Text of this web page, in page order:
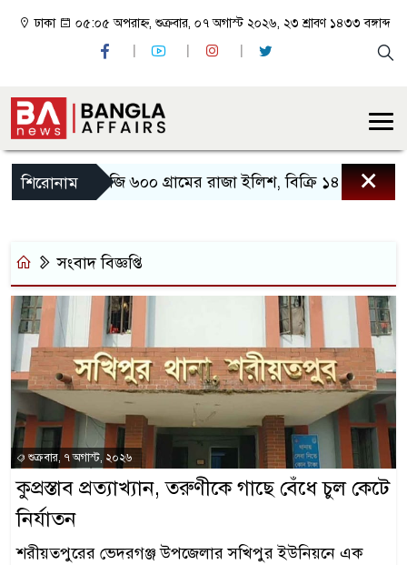
ঢাকা ০৫:০৫ অপরাহ্ন, শুক্রবার, ০৭ অগাস্ট ২০২৬, ২৩ শ্রাবণ ১৪৩৩ বঙ্গাব্দ
শিরোনাম২ কেজি ৬০০ গ্রামের রাজা ইলিশ, বিক্রি ১৪ হাজারে
×
সংবাদ বিজ্ঞপ্তি
শুক্রবার, ৭ অগাস্ট, ২০২৬
কুপ্রস্তাব প্রত্যাখ্যান, তরুণীকে গাছে বেঁধে চুল কেটে
নির্যাতন
শরীয়তপুরের ভেদরগঞ্জ উপজেলার সখিপুর ইউনিয়নে এক